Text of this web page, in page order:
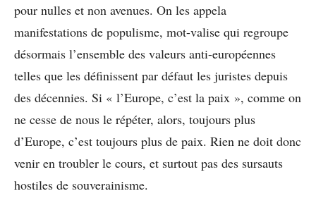
pour nulles et non avenues. On les appela
manifestations de populisme, mot-valise qui regroupe
désormais l’ensemble des valeurs anti-européennes
telles que les définissent par défaut les juristes depuis
des décennies. Si « l’Europe, c’est la paix », comme on
ne cesse de nous le répéter, alors, toujours plus
d’Europe, c’est toujours plus de paix. Rien ne doit donc
venir en troubler le cours, et surtout pas des sursauts
hostiles de souverainisme.